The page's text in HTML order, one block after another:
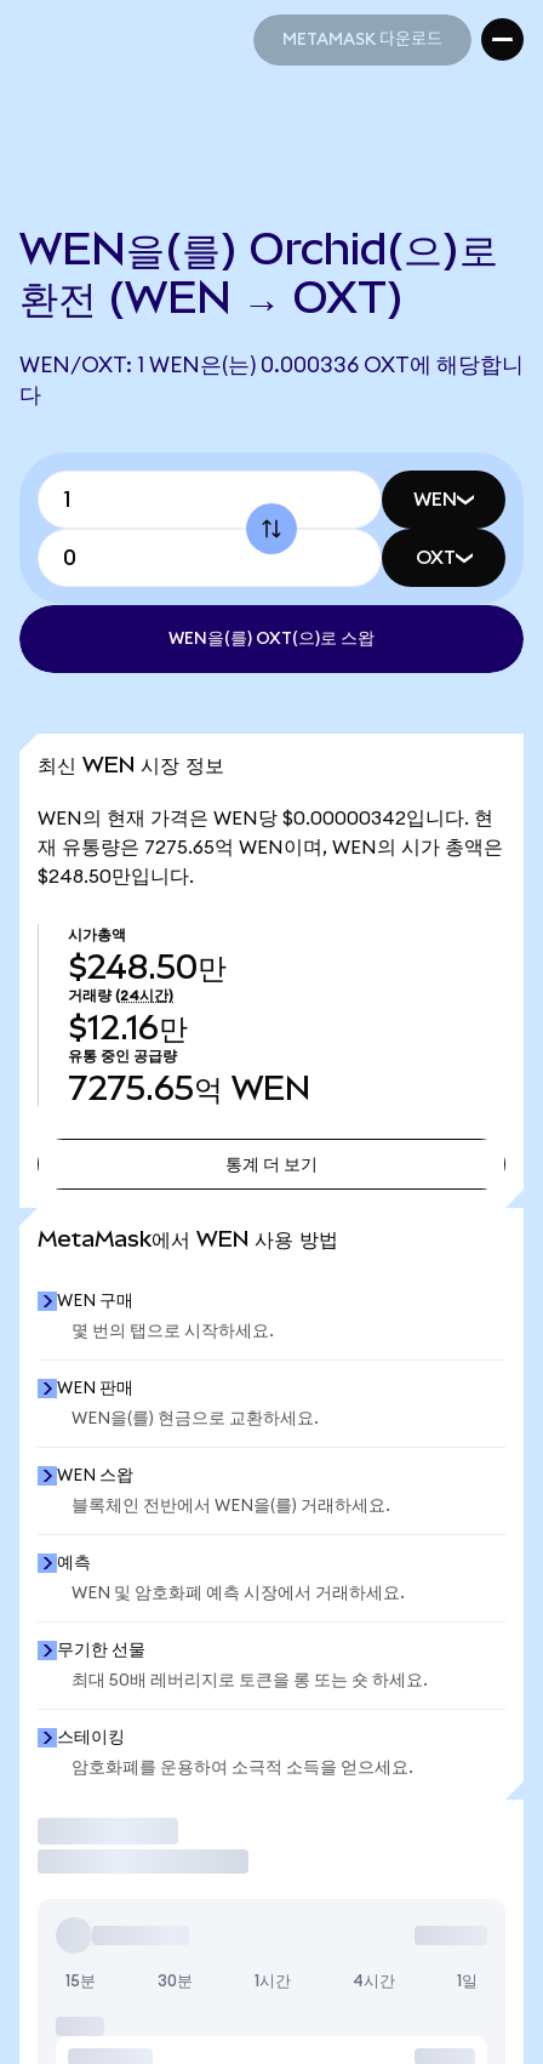
METAMASK 다운로드
WEN을(를) Orchid(으)로
환전 (WEN → OXT)
WEN/OXT: 1 WEN은(는) 0.000336 OXT에 해당합니
다
WEN
OXT
WEN을(를) OXT(으)로 스왑
최신 WEN 시장 정보
WEN의 현재 가격은 WEN당 $0.00000342입니다. 현
재 유통량은 7275.65억 WEN이며, WEN의 시가 총액은
$248.50만입니다.
시가총액
$248.50만
거래량 (24시간)
$12.16만
유통 중인 공급량
7275.65억 WEN
통계 더 보기
MetaMask에서 WEN 사용 방법
WEN 구매
몇 번의 탭으로 시작하세요.
WEN 판매
WEN을(를) 현금으로 교환하세요.
WEN 스왑
블록체인 전반에서 WEN을(를) 거래하세요.
예측
WEN 및 암호화폐 예측 시장에서 거래하세요.
무기한 선물
최대 50배 레버리지로 토큰을 롱 또는 숏 하세요.
스테이킹
암호화폐를 운용하여 소극적 소득을 얻으세요.
15분 30분 1시간 4시간 1일